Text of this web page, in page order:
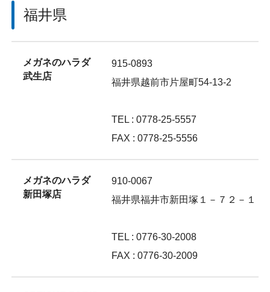
福井県
メガネのハラダ
武生店
915-0893
福井県越前市片屋町54-13-2
TEL : 0778-25-5557
FAX : 0778-25-5556
メガネのハラダ
新田塚店
910-0067
福井県福井市新田塚１－７２－１
TEL : 0776-30-2008
FAX : 0776-30-2009